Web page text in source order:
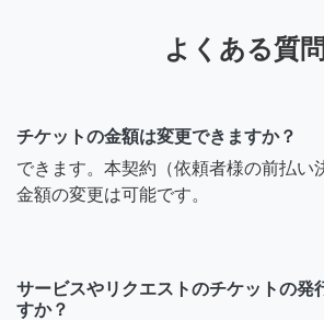
よくある質問
チケットの金額は変更できますか？
できます。本契約（依頼者様の前払い
金額の変更は可能です。
サービスやリクエストのチケットの発
すか？